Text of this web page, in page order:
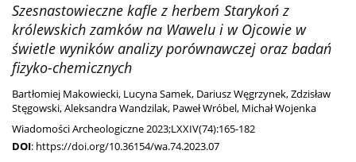
Szesnastowieczne kafle z herbem Starykoń z
królewskich zamków na Wawelu i w Ojcowie w
świetle wyników analizy porównawczej oraz badań
fizyko-chemicznych
Bartłomiej Makowiecki, Lucyna Samek, Dariusz Węgrzynek,Zdzisław
Stęgowski,Aleksandra Wandzilak, Paweł Wróbel, Michał Wojenka
Wiadomości Archeologiczne 2023;LXXIV(74):165-182
DOI: https://doi.org/10.36154/wa.74.2023.07